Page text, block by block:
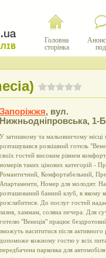
Головна
сторінка
Запоріжжя, вул.
Нижньодніпровська, 1-Б
У затишному та мальовничому місці
розташувався розкішний готель
своїх гостей високим рівнем
номерів таких цінових категорій -
Романтичний, Комфортабельний,
Апартаменти, Номер для молодят. На
розташований банний клуб, в якому
розслабитися. До послуг гостей
лазня, хаммам, соляна печера. Для
готелю "Венеція" працює
зможуть насититися після
допоможе кожному гостю у всіх
передбачена парковка для